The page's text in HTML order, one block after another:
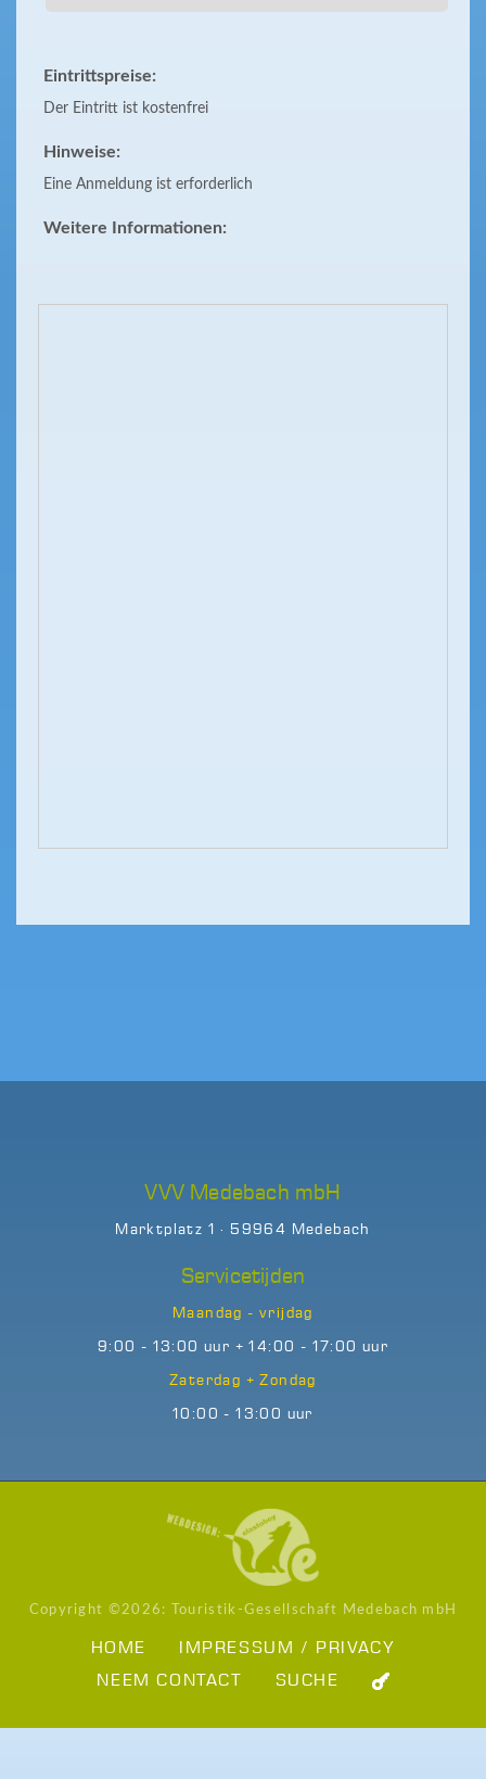
Eintrittspreise:
Der Eintritt ist kostenfrei
Hinweise:
Eine Anmeldung ist erforderlich
Weitere Informationen:
VVV Medebach mbH
Marktplatz 1 · 59964 Medebach
Servicetijden
Maandag - vrijdag
9:00 - 13:00 uur + 14:00 - 17:00 uur
Zaterdag + Zondag
10:00 - 13:00 uur
Copyright ©2026: Touristik-Gesellschaft Medebach mbH
HOME
IMPRESSUM / PRIVACY
NEEM CONTACT
SUCHE